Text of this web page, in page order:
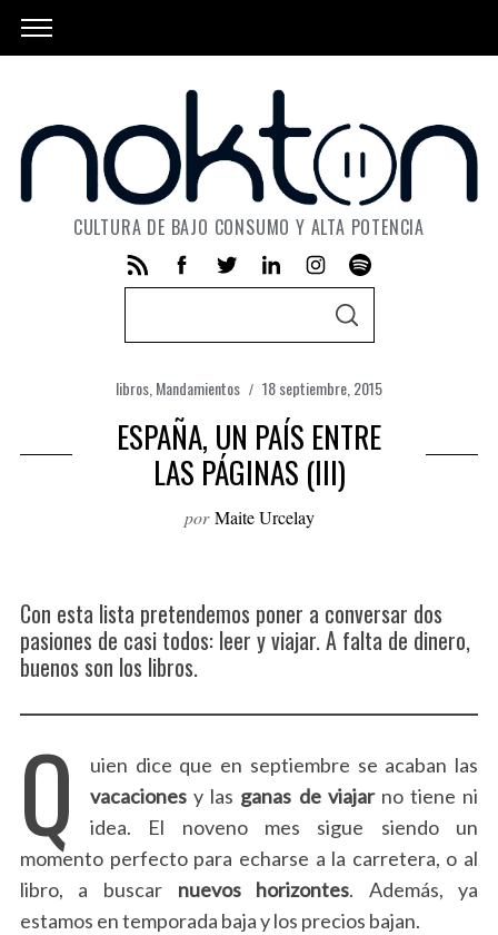
CULTURA DE BAJO CONSUMO Y ALTA POTENCIA
r
c
h
S
C
H
libros,Mandamientos 18 septiembre, 2015
ESPAÑA, UN PAÍS ENTRE
LAS PÁGINAS (III)
por Maite Urcelay
Con esta lista pretendemos poner a conversar dos
pasiones de casi todos: leer y viajar. A falta de dinero,
buenos son los libros.
Q
uien dice que en septiembre se acaban las
vacacionesy las ganas de viajarno tiene ni
idea. El noveno mes sigue siendo un
momento perfecto para echarse a la carretera, o al
libro, a buscar nuevos horizontes. Además, ya
estamos en temporada baja y los precios bajan.